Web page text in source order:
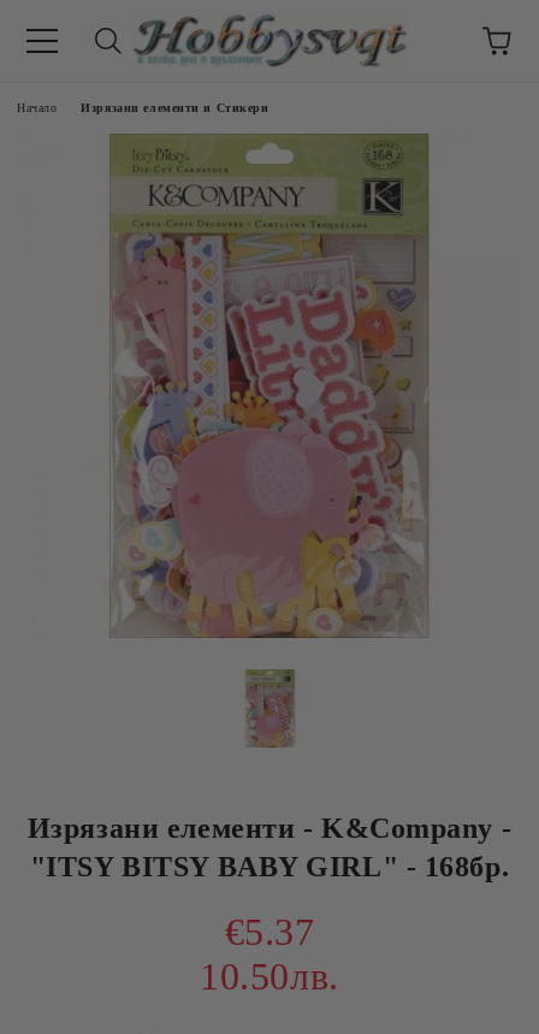
Начало Изрязани елементи и Стикери
Изрязани елементи - K&Company -
"ITSY BITSY BABY GIRL" - 168бр.
€5.37
10.50лв.